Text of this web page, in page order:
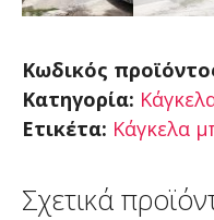
Κωδικός
Κατηγορία:
Ετικέτα: Κάγκελα
Σχετικά